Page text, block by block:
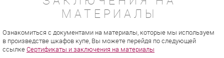
МАТЕРИАЛЫ
Ознакомиться с документами на материалы, которые мы используем
в произведстве шкафов купе, Вы можете перейдя по следующей
ссылкеСертификаты и заключения на материалы